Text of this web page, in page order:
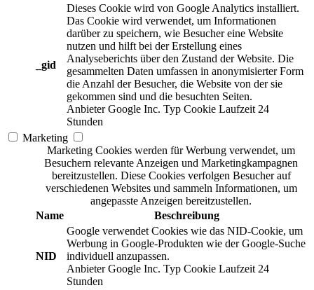
_gid
Dieses Cookie wird von Google Analytics installiert.
Das Cookie wird verwendet, um Informationen
darüber zu speichern, wie Besucher eine Website
nutzen und hilft bei der Erstellung eines
Analyseberichts über den Zustand der Website. Die
gesammelten Daten umfassen in anonymisierter Form
die Anzahl der Besucher, die Website von der sie
gekommen sind und die besuchten Seiten.
Anbieter Google Inc. Typ Cookie Laufzeit 24
Stunden
Marketing
Marketing Cookies werden für Werbung verwendet, um
Besuchern relevante Anzeigen und Marketingkampagnen
bereitzustellen. Diese Cookies verfolgen Besucher auf
verschiedenen Websites und sammeln Informationen, um
angepasste Anzeigen bereitzustellen.
Name
Beschreibung
NID
Google verwendet Cookies wie das NID-Cookie, um
Werbung in Google-Produkten wie der Google-Suche
individuell anzupassen.
Anbieter Google Inc. Typ Cookie Laufzeit 24
Stunden